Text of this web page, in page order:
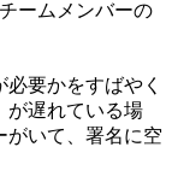
ームメンバーの
要かをすばやく
が遅れている場
がいて、署名に空